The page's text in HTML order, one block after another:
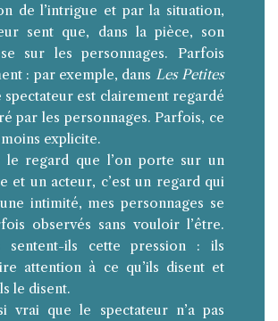
de l’intrigue et par la situation,
sent que, dans la pièce, son
sur les personnages. Parfois
: par exemple, dans Les Petites
est clairement regardé
par les personnages. Parfois, ce
explicite.
le regard que l’on porte sur un
et un acteur, c’est un regard qui
intimité, mes personnages se
observés sans vouloir l’être.
sentent-ils cette pression : ils
attention à ce qu’ils disent et
le disent.
vrai que le spectateur n’a pas